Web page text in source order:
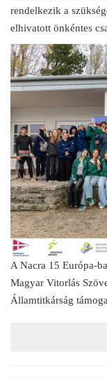
rendelkezik a
elhivatott önkéntes
A Nacra 15 Európa-
Magyar Vitorlás
Államtitkárság